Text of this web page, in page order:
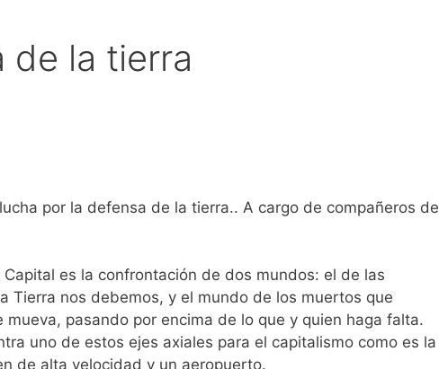
de la tierra
por la defensa de la tierra.. A cargo de compañeros de
es la confrontación de dos mundos: el de las
Tierra nos debemos, y el mundo de los muertos que
pasando por encima de lo que y quien haga falta.
uno de estos ejes axiales para el capitalismo como es la
de alta velocidad y un aeropuerto.